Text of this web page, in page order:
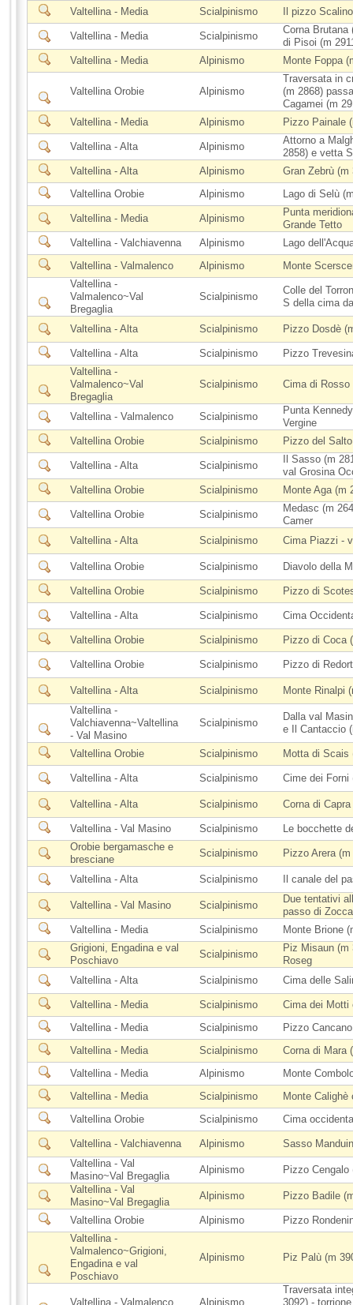
Valtellina - Media Scialpinismo Il pizzo
Valtellina - Media Scialpinismo
Corna Brutana
di Pisoi (m
Valtellina - Media
Alpinismo Monte Foppa
Valtellina Orobie Alpinismo
Traversata in
(m 2868)
Cagamei (m
Valtellina - Media
Alpinismo Pizzo Painale
Valtellina - Alta Alpinismo
Attorno a
2858) e vetta
Valtellina - Alta
Alpinismo
Gran Zebrù (m
Valtellina Orobie
Alpinismo Lago di Selù
Valtellina - Media Alpinismo
Punta
Grande Tetto
Valtellina - Valchiavenna
Alpinismo
Lago
Valtellina - Valmalenco
Alpinismo
Monte
Valtellina -
Valmalenco~Val
Bregaglia
Scialpinismo
Colle del
S della cima
Valtellina - Alta Scialpinismo Pizzo Dosdè
Valtellina - Alta Scialpinismo
Pizzo
Valtellina -
Valmalenco~Val
Bregaglia
Scialpinismo Cima di Rosso
Valtellina - Valmalenco Scialpinismo
Punta
Vergine
Valtellina Orobie
Scialpinismo Pizzo del
Valtellina - Alta Scialpinismo
Il Sasso (m
val Grosina
Valtellina Orobie
Scialpinismo Monte Aga (m
Valtellina Orobie Scialpinismo
Medasc (m
Camer
Valtellina - Alta
Scialpinismo Cima Piazzi -
Valtellina Orobie Scialpinismo Diavolo della
Valtellina Orobie Scialpinismo Pizzo di
Valtellina - Alta Scialpinismo Cima
Valtellina Orobie Scialpinismo Pizzo di Coca
Valtellina Orobie Scialpinismo Pizzo di
Valtellina - Alta Scialpinismo
Monte Rinalpi
Valtellina -
Valchiavenna~Valtellina
- Val Masino
Scialpinismo
Dalla val
e Il Cantaccio
Valtellina Orobie Scialpinismo Motta di Scais
Valtellina - Alta Scialpinismo Cime dei Forni
Valtellina - Alta Scialpinismo Corna di
Valtellina - Val Masino Scialpinismo
Le bocchette
Orobie bergamasche e
bresciane
Scialpinismo Pizzo Arera (m
Valtellina - Alta Scialpinismo Il canale del
Valtellina - Val Masino Scialpinismo
Due tentativi
passo di
Valtellina - Media
Scialpinismo
Monte Brione
Grigioni, Engadina e val
Poschiavo
Scialpinismo
Piz Misaun (m
Roseg
Valtellina - Alta
Scialpinismo Cima delle
Valtellina - Media Scialpinismo
Cima dei Motti
Valtellina - Media
Scialpinismo
Pizzo
Valtellina - Media
Scialpinismo
Corna di Mara
Valtellina - Media
Alpinismo
Monte
Valtellina - Media
Scialpinismo
Monte
Valtellina Orobie
Scialpinismo Cima
Valtellina - Valchiavenna Alpinismo
Sasso
Valtellina - Val
Masino~Val Bregaglia
Alpinismo
Pizzo
Valtellina - Val
Masino~Val Bregaglia
Alpinismo Pizzo Badile
Valtellina Orobie Alpinismo
Pizzo
Valtellina -
Valmalenco~Grigioni,
Engadina e val
Poschiavo
Alpinismo Piz Palù (m
Valtellina - Valmalenco Alpinismo
Traversata
3092) -